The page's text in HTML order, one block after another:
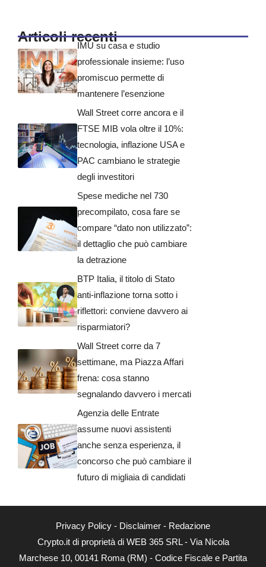
Articoli recenti
IMU su casa e studio
professionale insieme: l’uso
promiscuo permette di
mantenere l’esenzione
Wall Street corre ancora e il
FTSE MIB vola oltre il 10%:
tecnologia, inflazione USA e
PAC cambiano le strategie
degli investitori
Spese mediche nel 730
precompilato, cosa fare se
compare “dato non utilizzato”:
il dettaglio che può cambiare
la detrazione
BTP Italia, il titolo di Stato
anti-inflazione torna sotto i
riflettori: conviene davvero ai
risparmiatori?
Wall Street corre da 7
settimane, ma Piazza Affari
frena: cosa stanno
segnalando davvero i mercati
Agenzia delle Entrate
assume nuovi assistenti
anche senza esperienza, il
concorso che può cambiare il
futuro di migliaia di candidati
Privacy Policy - Disclaimer - Redazione
Crypto.it di proprietà di WEB 365 SRL - Via Nicola
Marchese 10, 00141 Roma (RM) - Codice Fiscale e Partita